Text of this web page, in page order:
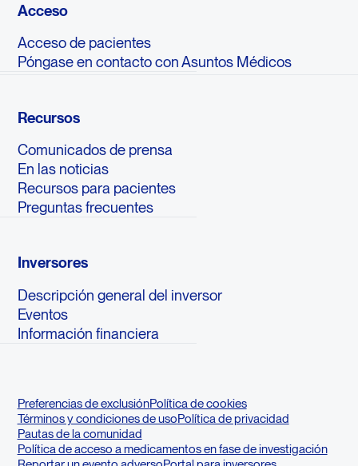
Acceso
Acceso de pacientes
Póngase en contacto con Asuntos Médicos
Recursos
Comunicados de prensa
En las noticias
Recursos para pacientes
Preguntas frecuentes
Inversores
Descripción general del inversor
Eventos
Información financiera
Preferencias de exclusiónPolítica de cookies
Términos y condiciones de usoPolítica de privacidad
Pautas de la comunidad
Política de acceso a medicamentos en fase de investigación